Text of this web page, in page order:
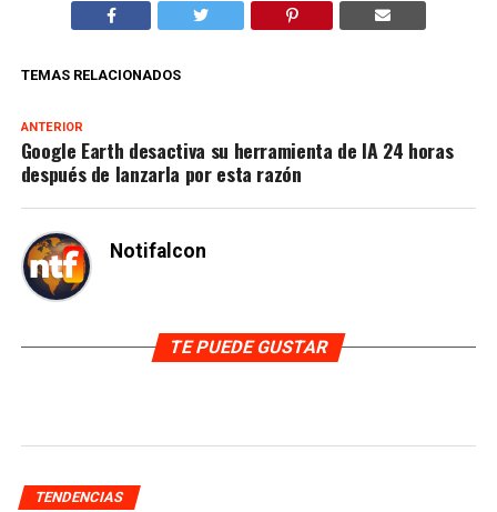
TEMAS RELACIONADOS
ANTERIOR
Google Earth desactiva su herramienta de IA 24 horas
después de lanzarla por esta razón
Notifalcon
TE PUEDE GUSTAR
TENDENCIAS